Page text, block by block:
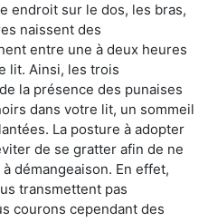
endroit sur le dos, les bras,
naissent des
entre une à deux heures
lit. Ainsi, les trois
la présence des punaises
dans votre lit, un sommeil
La posture à adopter
de se gratter afin de ne
démangeaison. En effet,
transmettent pas
courons cependant des